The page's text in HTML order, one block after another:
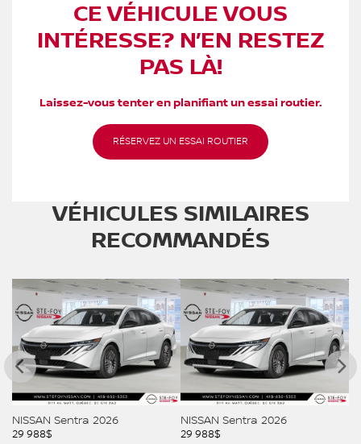
CE VÉHICULE VOUS
INTÉRESSE? N’EN RESTEZ
PAS LÀ!
Laissez-vous tenter en planifiant un essai routier.
RÉSERVEZ UN ESSAI ROUTIER
VÉHICULES SIMILAIRES
RECOMMANDÉS
NISSAN Sentra 2026
29 988$
NISSAN Sentra 2026
29 988$